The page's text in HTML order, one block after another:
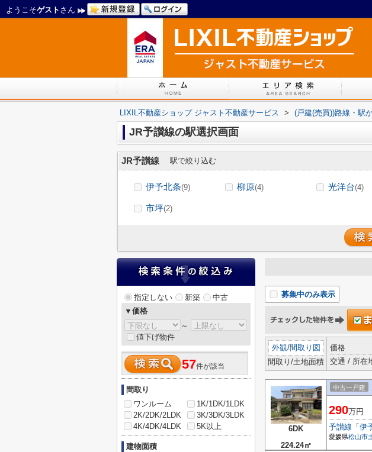
ようこそゲスト さん
LIXIL不動産ショップ ジャスト不動産サービス > (戸建(売買))路線・駅
JR予讃線の駅選択画面
JR予讃線 駅で絞り込む
伊予北条(9) 柳原(4) 光洋台(4)
市坪(2)
募集中のみ表示
外観/間取り図
間取り/土地面積
価格
交通 / 所在
6DK
224.24㎡
中古一戸建
290万円
予讃線 「 伊
愛媛県松山市
指定しない 新築
中古
▼価格
～
値下げ物件
57件が該当
間取り
ワンルーム
1K/1DK/1LDK
2K/2DK/2LDK
3K/3DK/3LDK
4K/4DK/4LDK
5K以上
建物面積